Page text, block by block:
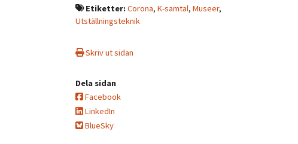
Etiketter:Corona, K-samtal, Museer,
Utställningsteknik
Skriv ut sidan
Dela sidan
Facebook
LinkedIn
BlueSky